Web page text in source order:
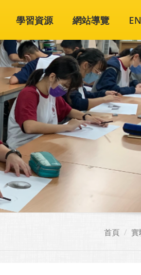
學習資源 網站導覽
首頁 實